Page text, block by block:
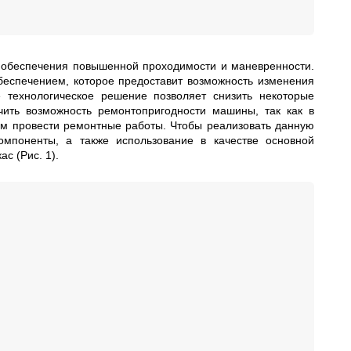
повышенной проходимости и маневренности.
которое предоставит возможность изменения
решение позволяет снизить некоторые
возможность ремонтопригодности машины, так как в
провести ремонтные работы. Чтобы реализовать данную
а также использование в качестве основной
(Рис. 1).